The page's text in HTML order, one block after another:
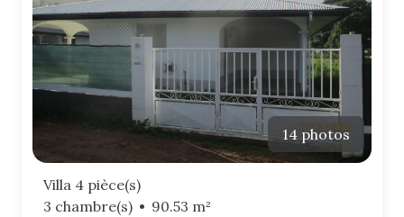
14 photos
Villa 4 pièce(s)
3 chambre(s)
90.53 m²